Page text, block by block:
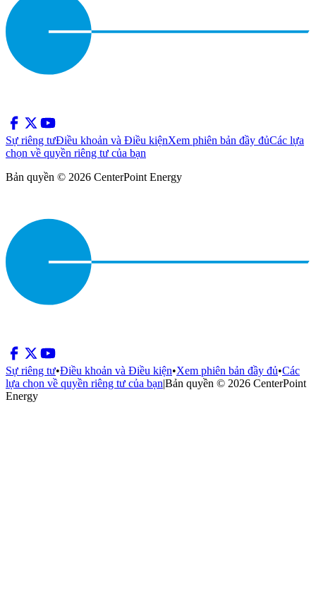
Sự riêng tưĐiều khoản và Điều kiệnXem phiên bản đầy đủCác lựa
chọn về quyền riêng tư của bạn
Bản quyền © 2026 CenterPoint Energy
Sự riêng tư•Điều khoản và Điều kiện•Xem phiên bản đầy đủ•Các
lựa chọn về quyền riêng tư của bạn|Bản quyền © 2026 CenterPoint
Energy